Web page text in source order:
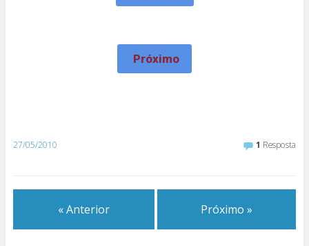
Próximo
27/05/2010 1 Resposta
« Anterior Próximo »